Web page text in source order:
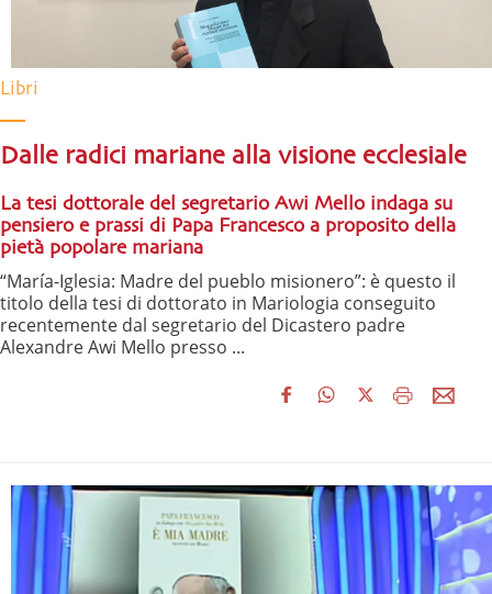
Libri
Dalle radici mariane alla visione ecclesiale
La tesi dottorale del segretario Awi Mello indaga su
pensiero e prassi di Papa Francesco a proposito della
pietà popolare mariana
“María-Iglesia: Madre del pueblo misionero”: è questo il
titolo della tesi di dottorato in Mariologia conseguito
recentemente dal segretario del Dicastero padre
Alexandre Awi Mello presso ...